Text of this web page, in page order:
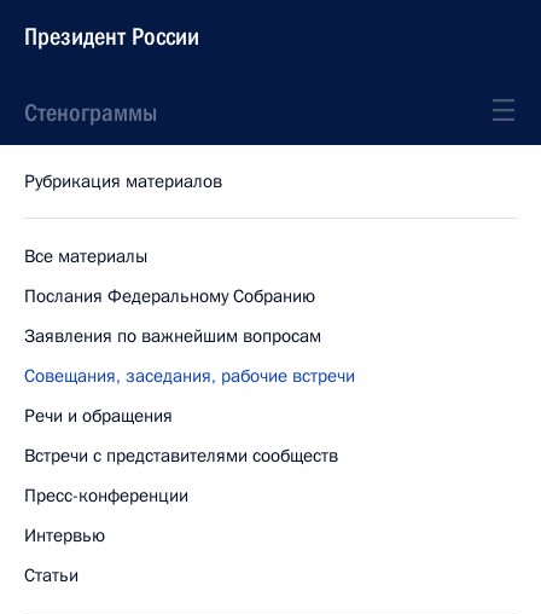
Президент России
Стенограммы
Рубрикация материалов
Все материалы
Послания Федеральному Собранию
Заявления по важнейшим вопросам
Совещания, заседания, рабочие встречи
Речи и обращения
Встречи с представителями сообществ
Пресс-конференции
Интервью
Статьи